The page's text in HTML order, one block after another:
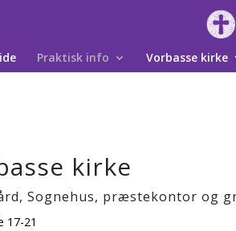
Praktisk info Vorbasse kirke
kirke
Sognehus, præstekontor og
17-21